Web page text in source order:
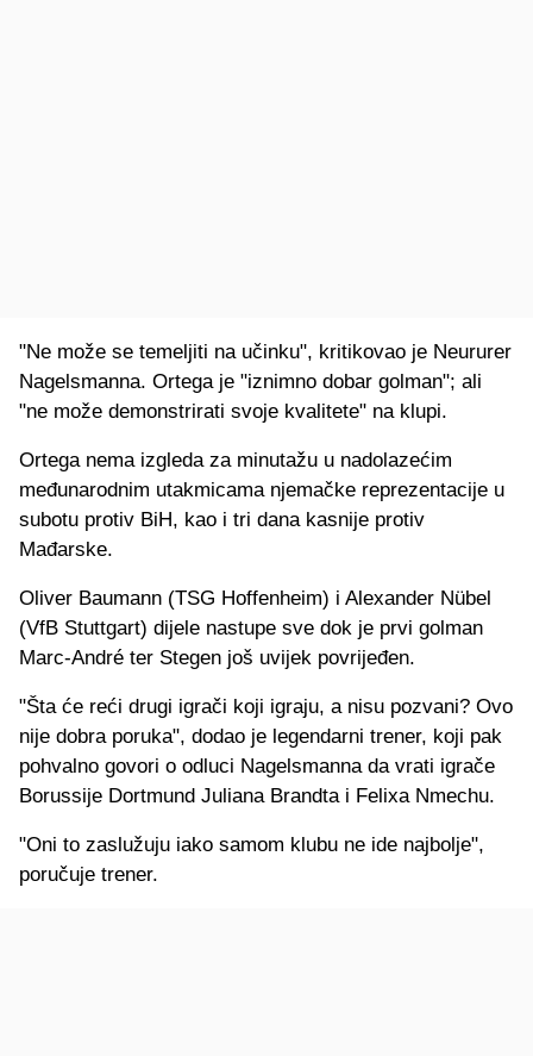
"Ne može se temeljiti na učinku", kritikovao je Neururer
Nagelsmanna. Ortega je "iznimno dobar golman"; ali
"ne može demonstrirati svoje kvalitete" na klupi.
Ortega nema izgleda za minutažu u nadolazećim
međunarodnim utakmicama njemačke reprezentacije u
subotu protiv BiH, kao i tri dana kasnije protiv
Mađarske.
Oliver Baumann (TSG Hoffenheim) i Alexander Nübel
(VfB Stuttgart) dijele nastupe sve dok je prvi golman
Marc-André ter Stegen još uvijek povrijeđen.
"Šta će reći drugi igrači koji igraju, a nisu pozvani? Ovo
nije dobra poruka", dodao je legendarni trener, koji pak
pohvalno govori o odluci Nagelsmanna da vrati igrače
Borussije Dortmund Juliana Brandta i Felixa Nmechu.
"Oni to zaslužuju iako samom klubu ne ide najbolje",
poručuje trener.